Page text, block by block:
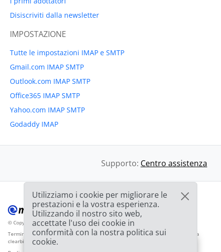
Disiscriviti dalla newsletter
IMPOSTAZIONE
Tutte le impostazioni IMAP e SMTP
Gmail.com IMAP SMTP
Outlook.com IMAP SMTP
Office365 IMAP SMTP
Yahoo.com IMAP SMTP
Godaddy IMAP
Supporto: Centro assistenza
© Copyright 2012-2026 Mailbird™Tutti i diritti riservati.
Termini di servizio Informativa sulla privacy Mappa del sito Logo del fornitore da
clearbit.com
Utilizziamo i cookie per migliorare le
prestazioni e la vostra esperienza.
Utilizzando il nostro sito web,
accettate l'uso dei cookie in
conformità con la nostra politica sui
cookie.
🎉OFFERTA: Sconto del